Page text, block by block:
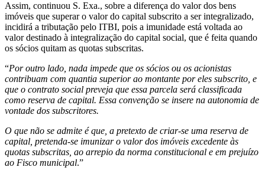
Assim, continuou S. Exa., sobre a diferença do valor dos bens
imóveis que superar o valor do capital subscrito a ser integralizado,
incidirá a tributação pelo ITBI, pois a imunidade está voltada ao
valor destinado à integralização do capital social, que é feita quando
os sócios quitam as quotas subscritas.
“Por outro lado, nada impede que os sócios ou os acionistas
contribuam com quantia superior ao montante por eles subscrito, e
que o contrato social preveja que essa parcela será classificada
como reserva de capital. Essa convenção se insere na autonomia de
vontade dos subscritores.
O que não se admite é que, a pretexto de criar-se uma reserva de
capital, pretenda-se imunizar o valor dos imóveis excedente às
quotas subscritas, ao arrepio da norma constitucional e em prejuízo
ao Fisco municipal.”